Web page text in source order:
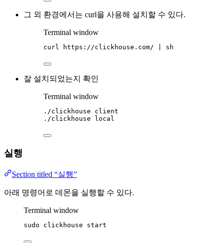
그 외 환경에서는 curl을 사용해 설치할 수 있다.
Terminal window
curl https://clickhouse.com/ sh
잘 설치되었는지 확인
Terminal window
./clickhouse
client
./clickhouse
local
실행
Section titled “실행”
아래 명령어로 데몬을 실행할 수 있다.
Terminal window
sudo clickhouse start